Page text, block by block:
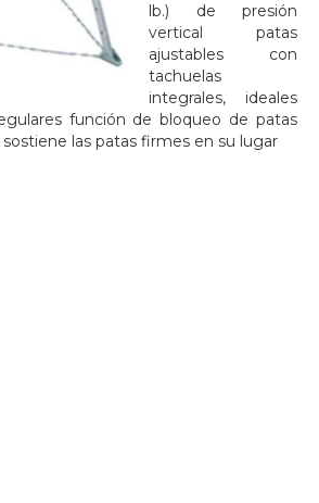
lb.) de presión
vertical patas
ajustables con
tachuelas
integrales, ideales
función de bloqueo de patas
las patas firmes en su lugar